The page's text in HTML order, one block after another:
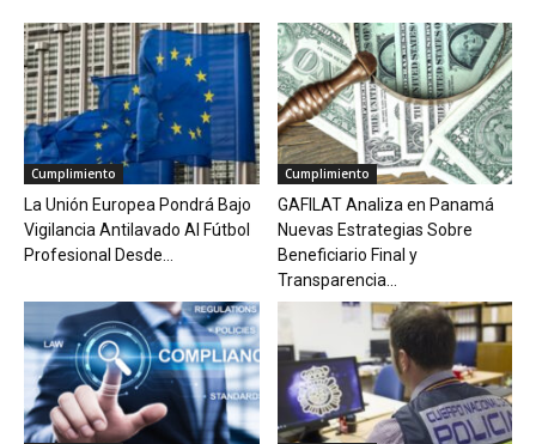
Cumplimiento
La Unión Europea Pondrá Bajo
Vigilancia Antilavado Al Fútbol
Profesional Desde...
Cumplimiento
GAFILAT Analiza en Panamá
Nuevas Estrategias Sobre
Beneficiario Final y
Transparencia...